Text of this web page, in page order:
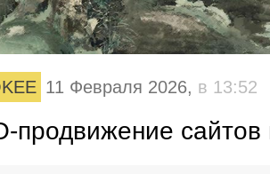
11 Февраля 2026, в 13:52
продвижение